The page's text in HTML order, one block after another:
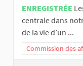
ENREGISTRÉE
centrale dans
de la vie d’un ...
Commission des